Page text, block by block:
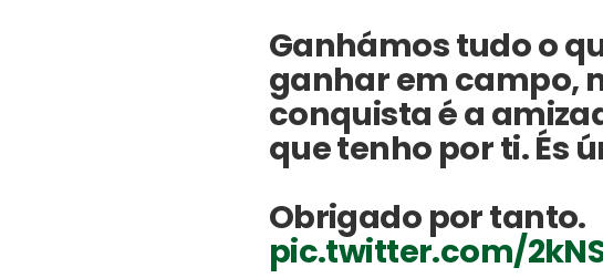
Ganhámos tudo o
ganhar em campo,
conquista é a
que tenho por ti. És
Obrigado por tanto.
pic.twitter.com/